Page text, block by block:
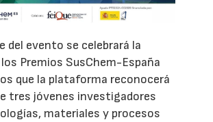
del evento se celebrará la
Premios SusChem-España
que la plataforma reconocerá
tres jóvenes investigadores
materiales y procesos